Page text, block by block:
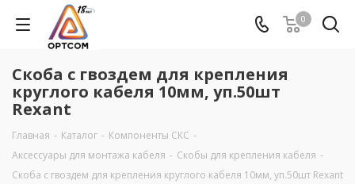
0
Скоба с гвоздем для крепления
круглого кабеля 10мм, уп.50шт
Rexant
Главная - Каталог - Компоненты СКС -
Аксеcсуары для монтажа кабеля - Скобы для крепления кабеля -
Скоба с гвоздем для крепления круглого кабеля 10мм, уп.50шт Rexant